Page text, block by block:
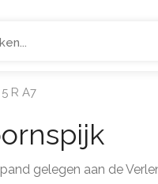
5 R A7
gelegen aan de